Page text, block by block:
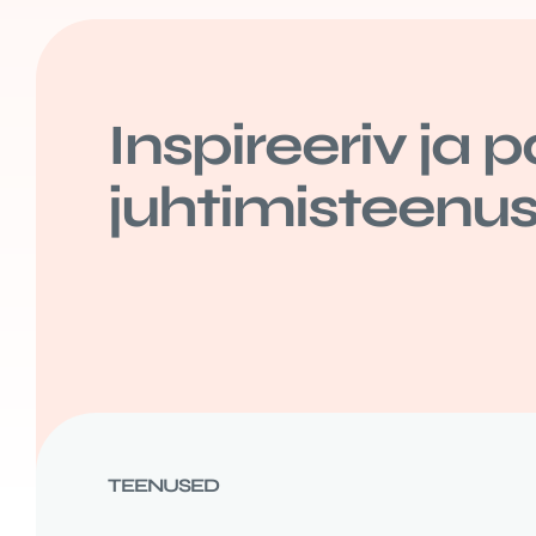
Inspireeriv ja
TEENUSED